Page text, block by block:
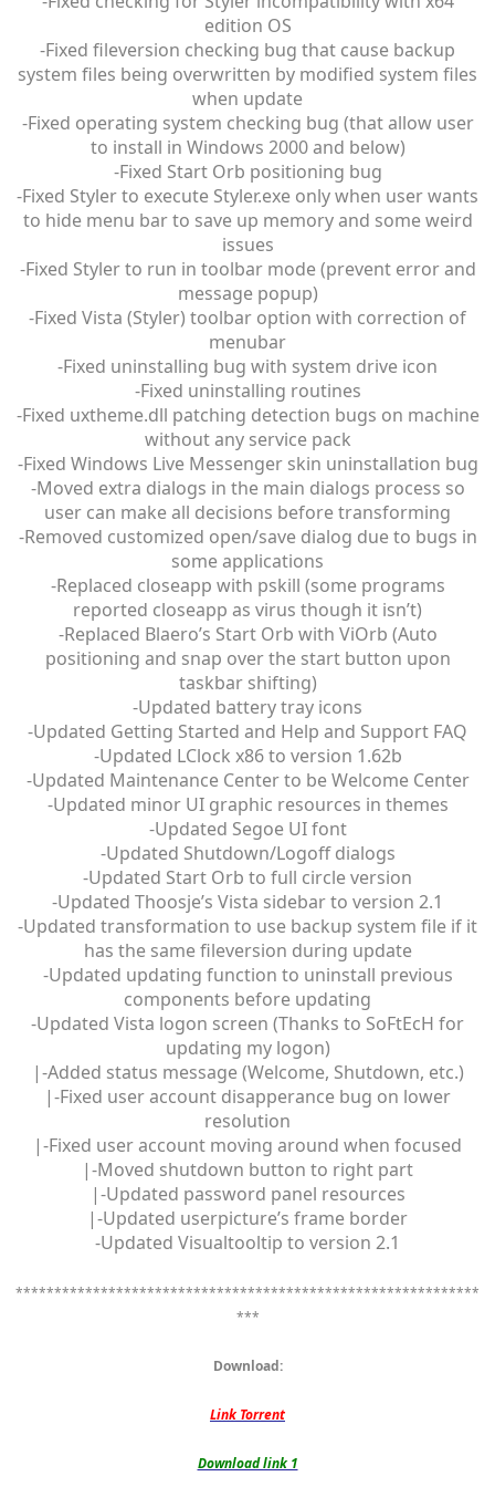
edition OS
-Fixed fileversion checking bug that cause backup
system files being overwritten by modified system files
when update
-Fixed operating system checking bug (that allow user
to install in Windows 2000 and below)
-Fixed Start Orb positioning bug
-Fixed Styler to execute Styler.exe only when user wants
to hide menu bar to save up memory and some weird
issues
-Fixed Styler to run in toolbar mode (prevent error and
message popup)
-Fixed Vista (Styler) toolbar option with correction of
menubar
-Fixed uninstalling bug with system drive icon
-Fixed uninstalling routines
-Fixed uxtheme.dll patching detection bugs on machine
without any service pack
-Fixed Windows Live Messenger skin uninstallation bug
-Moved extra dialogs in the main dialogs process so
user can make all decisions before transforming
-Removed customized open/save dialog due to bugs in
some applications
-Replaced closeapp with pskill (some programs
reported closeapp as virus though it isn’t)
-Replaced Blaero’s Start Orb with ViOrb (Auto
positioning and snap over the start button upon
taskbar shifting)
-Updated battery tray icons
-Updated Getting Started and Help and Support FAQ
-Updated LClock x86 to version 1.62b
-Updated Maintenance Center to be Welcome Center
-Updated minor UI graphic resources in themes
-Updated Segoe UI font
-Updated Shutdown/Logoff dialogs
-Updated Start Orb to full circle version
-Updated Thoosje’s Vista sidebar to version 2.1
-Updated transformation to use backup system file if it
has the same fileversion during update
-Updated updating function to uninstall previous
components before updating
-Updated Vista logon screen (Thanks to SoFtEcH for
updating my logon)
|-Added status message (Welcome, Shutdown, etc.)
|-Fixed user account disapperance bug on lower
resolution
|-Fixed user account moving around when focused
|-Moved shutdown button to right part
|-Updated password panel resources
|-Updated userpicture’s frame border
-Updated Visualtooltip to version 2.1
************************************************************
***
Download:
Link Torrent
Download link 1